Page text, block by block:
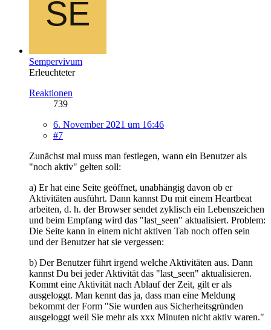
Sempervivum
Erleuchteter
Reaktionen
739
6. November 2021 um 16:46
#7
Zunächst mal muss man festlegen, wann ein Benutzer als
"noch aktiv" gelten soll:
a) Er hat eine Seite geöffnet, unabhängig davon ob er
Aktivitäten ausführt. Dann kannst Du mit einem Heartbeat
arbeiten, d. h. der Browser sendet zyklisch ein Lebenszeichen
und beim Empfang wird das "last_seen" aktualisiert. Problem:
Die Seite kann in einem nicht aktiven Tab noch offen sein
und der Benutzer hat sie vergessen:
b) Der Benutzer führt irgend welche Aktivitäten aus. Dann
kannst Du bei jeder Aktivität das "last_seen" aktualisieren.
Kommt eine Aktivität nach Ablauf der Zeit, gilt er als
ausgeloggt. Man kennt das ja, dass man eine Meldung
bekommt der Form "Sie wurden aus Sicherheitsgründen
ausgeloggt weil Sie mehr als xxx Minuten nicht aktiv waren."